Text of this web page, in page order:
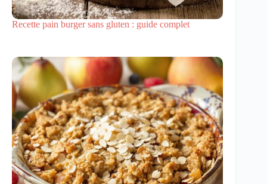
Recette pain burger sans gluten : guide complet